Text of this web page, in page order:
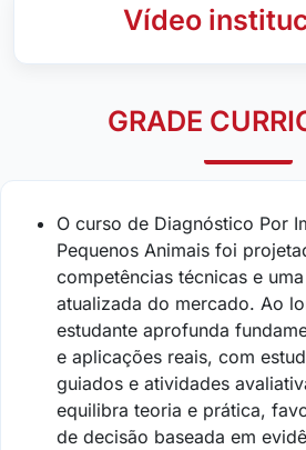
Vídeo
GRADE
O curso de Diagnóstico Por
Pequenos Animais foi
competências técnicas e
atualizada do mercado. Ao
estudante aprofunda
e aplicações reais, com
guiados e atividades
equilibra teoria e prática,
de decisão baseada em